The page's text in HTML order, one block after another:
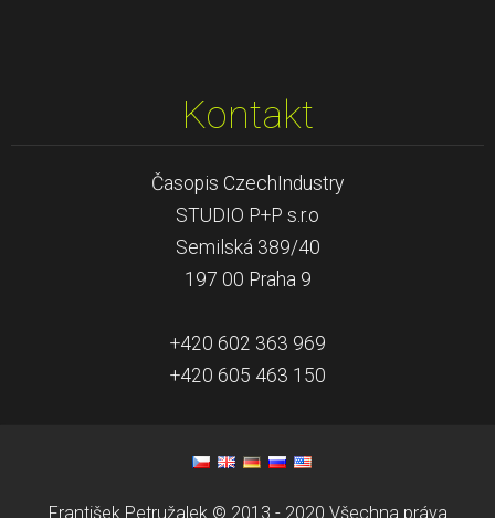
Kontakt
Časopis CzechIndustry
STUDIO P+P s.r.o
Semilská 389/40
197 00 Praha 9
+420 602 363 969
+420 605 463 150
František Petružalek © 2013 - 2020 Všechna práva